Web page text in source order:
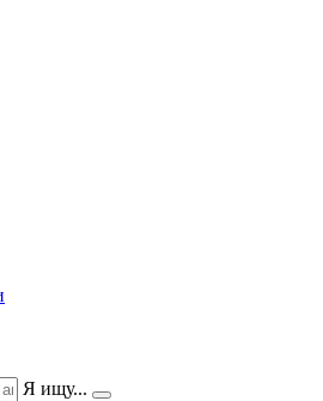
Я ищу...